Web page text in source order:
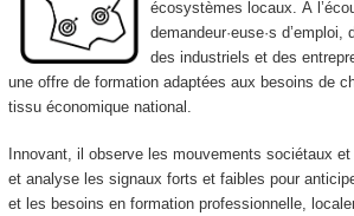
écosystèmes locaux. À
demandeur·euse·s d’emploi,
des industriels et des
une offre de formation adaptées aux besoins de
tissu économique national.
Innovant, il observe les mouvements sociétaux
et analyse les signaux forts et faibles pour
et les besoins en formation professionnelle,